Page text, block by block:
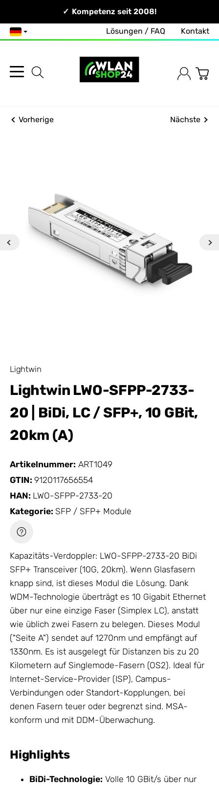
Persönlich & Erreichbar!Kompetenz seit 2008!
Deutsch Lösungen / FAQ Kontakt
Vorherige Nächste
Lightwin
Lightwin LWO-SFPP-2733-
20 | BiDi, LC / SFP+, 10 GBit,
20km (A)
Artikelnummer: ART1049
GTIN: 9120117656554
HAN: LWO-SFPP-2733-20
Kategorie: SFP / SFP+ Module
Kapazitäts-Verdoppler: LWO-SFPP-2733-20 BiDi
SFP+ Transceiver (10G, 20km). Wenn Glasfasern
knapp sind, ist dieses Modul die Lösung. Dank
WDM-Technologie überträgt es 10 Gigabit Ethernet
über nur eine einzige Faser (Simplex LC), anstatt
wie üblich zwei Fasern zu belegen. Dieses Modul
("Seite A") sendet auf 1270nm und empfängt auf
1330nm. Es ist ausgelegt für Distanzen bis zu 20
Kilometern auf Singlemode-Fasern (OS2). Ideal für
Internet-Service-Provider (ISP), Campus-
Verbindungen oder Standort-Kopplungen, bei
denen Fasern teuer oder begrenzt sind. MSA-
konform und mit DDM-Überwachung.
Highlights
BiDi-Technologie: Volle 10 GBit/s über nur